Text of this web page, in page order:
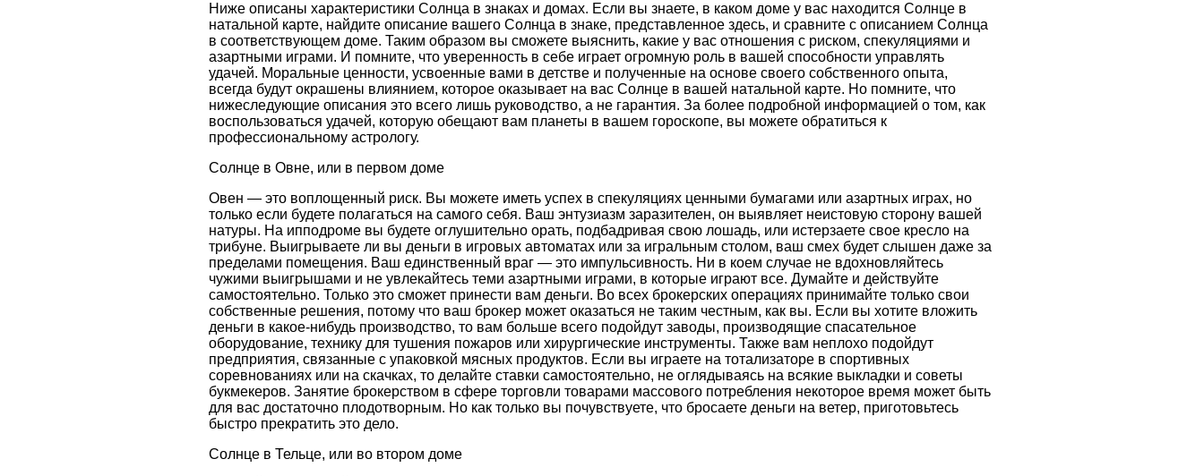
Ниже описаны характеристики Солнца в знаках и домах. Если вы знаете, в каком доме у вас находится Солнце в
натальной карте, найдите описание вашего Солнца в знаке, представленное здесь, и сравните с описанием Солнца
в соответствующем доме. Таким образом вы сможете выяснить, какие у вас отношения с риском, спекуляциями и
азартными играми. И помните, что уверенность в себе играет огромную роль в вашей способности управлять
удачей. Моральные ценности, усвоенные вами в детстве и полученные на основе своего собственного опыта,
всегда будут окрашены влиянием, которое оказывает на вас Солнце в вашей натальной карте. Но помните, что
нижеследующие описания это всего лишь руководство, а не гарантия. За более подробной информацией о том, как
воспользоваться удачей, которую обещают вам планеты в вашем гороскопе, вы можете обратиться к
профессиональному астрологу.
Солнце в Овне, или в первом доме
Овен — это воплощенный риск. Вы можете иметь успех в спекуляциях ценными бумагами или азартных играх, но
только если будете полагаться на самого себя. Ваш энтузиазм заразителен, он выявляет неистовую сторону вашей
натуры. На ипподроме вы будете оглушительно орать, подбадривая свою лошадь, или истерзаете свое кресло на
трибуне. Выигрываете ли вы деньги в игровых автоматах или за игральным столом, ваш смех будет слышен даже за
пределами помещения. Ваш единственный враг — это импульсивность. Ни в коем случае не вдохновляйтесь
чужими выигрышами и не увлекайтесь теми азартными играми, в которые играют все. Думайте и действуйте
самостоятельно. Только это сможет принести вам деньги. Во всех брокерских операциях принимайте только свои
собственные решения, потому что ваш брокер может оказаться не таким честным, как вы. Если вы хотите вложить
деньги в какое-нибудь производство, то вам больше всего подойдут заводы, производящие спасательное
оборудование, технику для тушения пожаров или хирургические инструменты. Также вам неплохо подойдут
предприятия, связанные с упаковкой мясных продуктов. Если вы играете на тотализаторе в спортивных
соревнованиях или на скачках, то делайте ставки самостоятельно, не оглядываясь на всякие выкладки и советы
букмекеров. Занятие брокерством в сфере торговли товарами массового потребления некоторое время может быть
для вас достаточно плодотворным. Но как только вы почувствуете, что бросаете деньги на ветер, приготовьтесь
быстро прекратить это дело.
Солнце в Тельце, или во втором доме